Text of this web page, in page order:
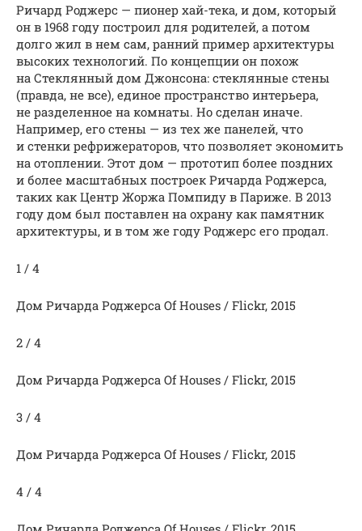
Ричард Роджерс — пионер хай-тека, и дом, который
он в 1968 году построил для родителей, а потом
долго жил в нем сам, ранний пример архитектуры
высоких технологий. По концепции он похож
на Стеклянный дом Джонсона: стеклянные стены
(правда, не все), единое пространство интерьера,
не разделенное на комнаты. Но сделан иначе.
Например, его стены — из тех же панелей, что
и стенки рефрижераторов, что позволяет экономить
на отоплении. Этот дом — прототип более поздних
и более масштабных построек Ричарда Роджерса,
таких как Центр Жоржа Помпиду в Париже. В 2013
году дом был поставлен на охрану как памятник
архитектуры, и в том же году Роджерс его продал.
1 / 4
Дом Ричарда Роджерса Of Houses / Flickr, 2015
2 / 4
Дом Ричарда Роджерса Of Houses / Flickr, 2015
3 / 4
Дом Ричарда Роджерса Of Houses / Flickr, 2015
4 / 4